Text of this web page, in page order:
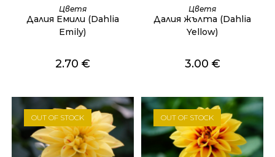
ОЩЕ
Цветя
Далия Емили (Dahlia
Emily)
2.70 €
ОЩЕ
Цветя
Далия жълта (Dahlia
Yellow)
3.00 €
OUT OF STOCK OUT OF STOCK